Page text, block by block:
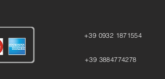
+39 0932 1871554
+39 3884774278